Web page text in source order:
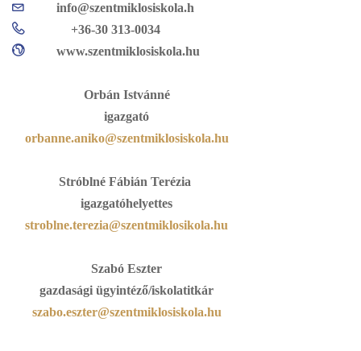
info@szentmiklosiskola.h
+36-30 313-0034
www.szentmiklosiskola.hu
Orbán Istvánné
igazgató
orbanne.aniko@szentmiklosiskola.hu
Stróblné Fábián Terézia
igazgatóhelyettes
stroblne.terezia@szentmiklosikola.hu
Szabó Eszter
gazdasági ügyintéző/iskolatitkár
szabo.eszter@szentmiklosiskola.hu